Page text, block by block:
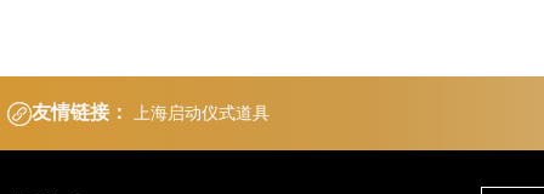
友情链接： 上海启动仪式道具